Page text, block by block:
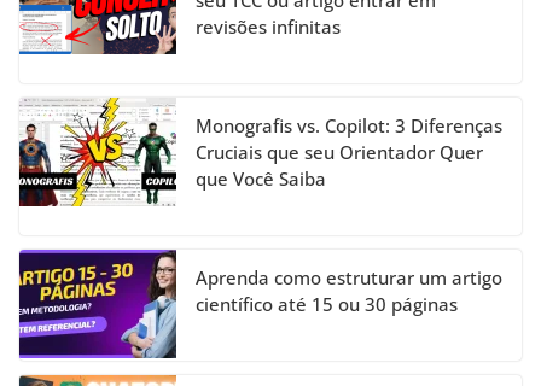
revisões infinitas
Monografis vs. Copilot: 3 Diferenças
Cruciais que seu Orientador Quer
que Você Saiba
Aprenda como estruturar um artigo
científico até 15 ou 30 páginas